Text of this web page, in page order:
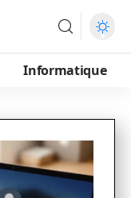
Informatique